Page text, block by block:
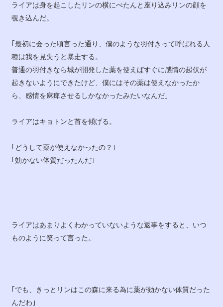
ライアは身を起こしたリンの横にぺたんと座り込みリンの顔を
覗き込んだ。
｢最初に会った頃言った通り、僕のような羽付きって呼ばれる人
種は我を見失うと暴走する。
普通の羽付きなら城が開発した薬を使えばすぐに感情の起伏が
起きないようにできたけど、僕にはその薬は使えなかったか
ら、感情を麻痺させるしかなかったみたいなんだ｣
ライアはキョトンと首を傾げる。
｢どうして薬が使えなかったの？｣
｢効かない体質だったんだ｣
ライアはあまりよくわかっていないような返事をすると、いつ
ものように笑って言った。
｢でも、きっとリンはこの森に来る為に薬が効かない体質だった
んだわ｣